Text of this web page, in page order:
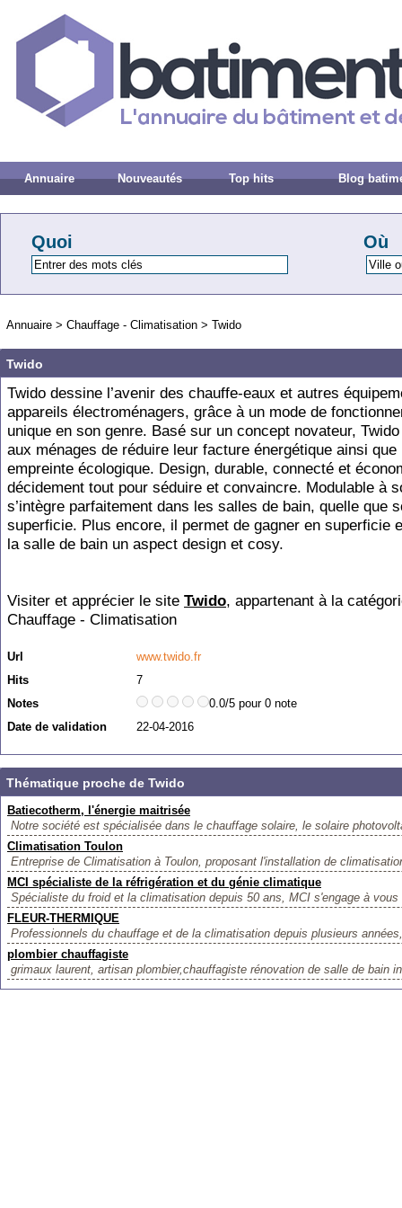
Annuaire Nouveautés Top hits Blog
Quoi Où
Annuaire > Chauffage - Climatisation > Twido
Twido
Twido dessine l’avenir des chauffe-eaux et autres
appareils électroménagers, grâce à un mode de
unique en son genre. Basé sur un concept novateur,
aux ménages de réduire leur facture énergétique ainsi que
empreinte écologique. Design, durable, connecté et
décidement tout pour séduire et convaincre. Modulable à
s’intègre parfaitement dans les salles de bain, quelle que
superficie. Plus encore, il permet de gagner en superficie
la salle de bain un aspect design et cosy.
Visiter et apprécier le site Twido, appartenant à la
Chauffage - Climatisation
Url
www.twido.fr
Hits
7
Notes
0.0/5 pour 0 note
Date de validation
22-04-2016
Thématique proche de Twido
Batiecotherm, l'énergie maitrisée
Notre société est spécialisée dans le chauffage solaire, le solaire
Climatisation Toulon
Entreprise de Climatisation à Toulon, proposant l'installation de
MCI spécialiste de la réfrigération et du génie climatique
Spécialiste du froid et la climatisation depuis 50 ans, MCI s'engage à vous
FLEUR-THERMIQUE
Professionnels du chauffage et de la climatisation depuis plusieurs
plombier chauffagiste
grimaux laurent, artisan plombier,chauffagiste rénovation de salle de bain